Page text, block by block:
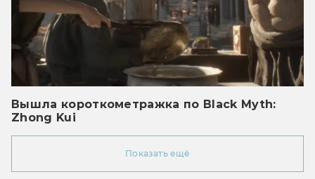
Вышла короткометражка по Black Myth:
Zhong Kui
Показать ещё